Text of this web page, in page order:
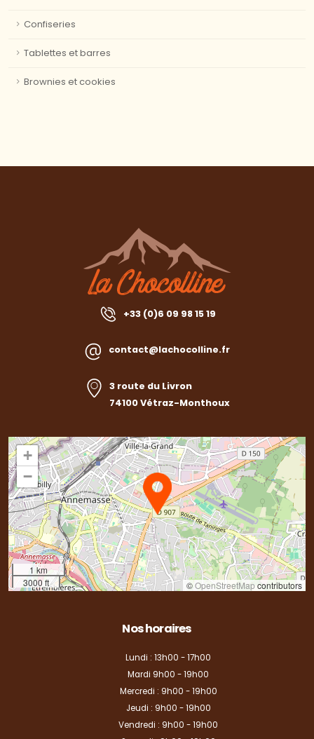
Confiseries
Tablettes et barres
Brownies et cookies
+33 (0)6 09 98 15 19
contact@lachocolline.fr
3 route du Livron
74100 Vétraz-Monthoux
+
−
1 km
3000 ft
©OpenStreetMapcontributors
Nos horaires
Lundi : 13h00 - 17h00
Mardi 9h00 - 19h00
Mercredi : 9h00 - 19h00
Jeudi : 9h00 - 19h00
Vendredi : 9h00 - 19h00